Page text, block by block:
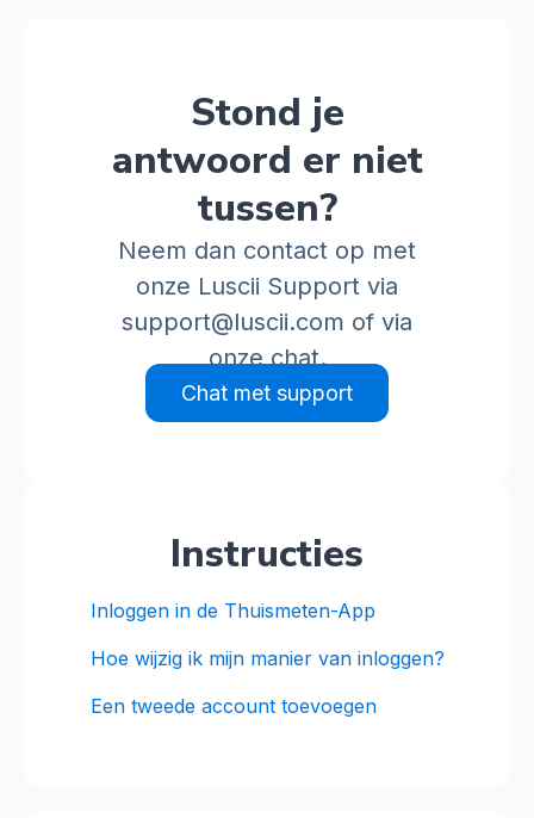
Instructies
Inloggen in de Thuismeten-App
Hoe wijzig ik mijn manier van inloggen?
Een tweede account toevoegen
Stond je
antwoord er niet
tussen?
Neem dan contact op met
onze Luscii Support via
support@luscii.com of via
onze chat.
Chat met support